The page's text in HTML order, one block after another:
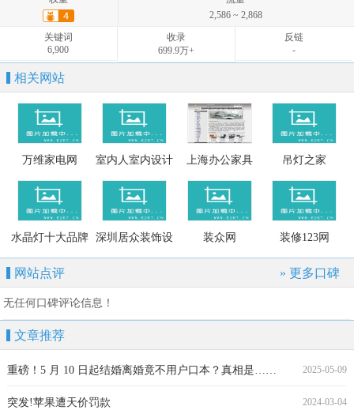
关键词
15,804
2,586 ~ 2,868
关键词
6,900
收录
699.9万+
反链
-
相关网站
万维家电网 室内人室内设计
论坛
上海办公家具 吊灯之家
水晶灯十大品牌 深圳居众装饰设 装众网 装修123网
网站点评 » 更多口碑
无任何口碑评论信息！
文章推荐
2025-05-09
重磅！5 月 10 日起结婚离婚竟不用户口本？真相是……
2024-03-04
突发!苹果遭天价罚款